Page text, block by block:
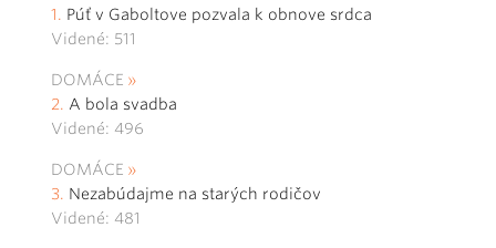
Púť v Gaboltove pozvala k obnove srdca
Videné: 511
DOMÁCE
A bola svadba
Videné: 496
DOMÁCE
Nezabúdajme na starých rodičov
Videné: 481